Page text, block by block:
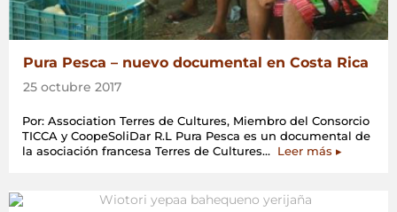
Pura Pesca – nuevo documental en Costa Rica
25 octubre 2017
Por: Association Terres de Cultures, Miembro del Consorcio
TICCA y CoopeSoliDar R.L Pura Pesca es un documental de
la asociación francesa Terres de Cultures… Leer más «Pura
▸